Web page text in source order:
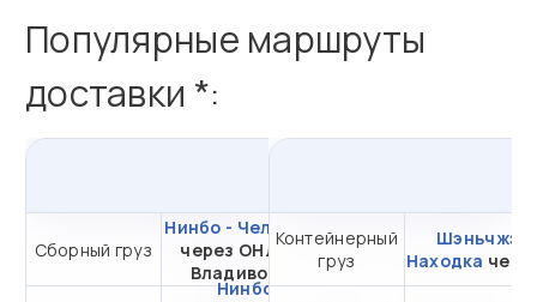
Популярные маршруты
доставки *:
Сборный груз
Нинбо - Челябинск
через ОНЛ-НУП
Владивосток
от 23 569,87 ₽ за 1
м³
Нинбо -
Контейнерный
груз
Находка